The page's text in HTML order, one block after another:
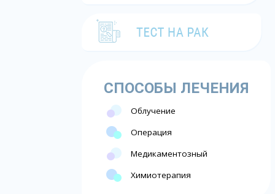
СПОСОБЫ ЛЕЧЕНИЯ
Облучение
Операция
Медикаментозный
Химиотерапия